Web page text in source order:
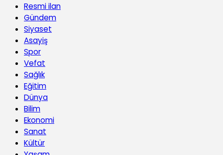
Resmi ilan
Gündem
Siyaset
Asayiş
Spor
Vefat
Sağlık
Eğitim
Dünya
Bilim
Ekonomi
Sanat
Kültür